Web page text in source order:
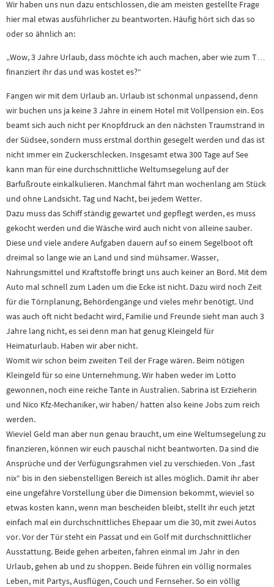
Wir haben uns nun dazu entschlossen, die am meisten gestellte Frage
hier mal etwas ausführlicher zu beantworten. Häufig hört sich das so
oder so ähnlich an:
„Wow, 3 Jahre Urlaub, dass möchte ich auch machen, aber wie zum T…
finanziert ihr das und was kostet es?“
Fangen wir mit dem Urlaub an. Urlaub ist schonmal unpassend, denn
wir buchen uns ja keine 3 Jahre in einem Hotel mit Vollpension ein. Eos
beamt sich auch nicht per Knopfdruck an den nächsten Traumstrand in
der Südsee, sondern muss erstmal dorthin gesegelt werden und das ist
nicht immer ein Zuckerschlecken. Insgesamt etwa 300 Tage auf See
kann man für eine durchschnittliche Weltumsegelung auf der
Barfußroute einkalkulieren. Manchmal fährt man wochenlang am Stück
und ohne Landsicht. Tag und Nacht, bei jedem Wetter.
Dazu muss das Schiff ständig gewartet und gepflegt werden, es muss
gekocht werden und die Wäsche wird auch nicht von alleine sauber.
Diese und viele andere Aufgaben dauern auf so einem Segelboot oft
dreimal so lange wie an Land und sind mühsamer. Wasser,
Nahrungsmittel und Kraftstoffe bringt uns auch keiner an Bord. Mit dem
Auto mal schnell zum Laden um die Ecke ist nicht. Dazu wird noch Zeit
für die Törnplanung, Behördengänge und vieles mehr benötigt. Und
was auch oft nicht bedacht wird, Familie und Freunde sieht man auch 3
Jahre lang nicht, es sei denn man hat genug Kleingeld für
Heimaturlaub. Haben wir aber nicht.
Womit wir schon beim zweiten Teil der Frage wären. Beim nötigen
Kleingeld für so eine Unternehmung. Wir haben weder im Lotto
gewonnen, noch eine reiche Tante in Australien. Sabrina ist Erzieherin
und Nico Kfz-Mechaniker, wir haben/ hatten also keine Jobs zum reich
werden.
Wieviel Geld man aber nun genau braucht, um eine Weltumsegelung zu
finanzieren, können wir euch pauschal nicht beantworten. Da sind die
Ansprüche und der Verfügungsrahmen viel zu verschieden. Von „fast
nix“ bis in den siebenstelligen Bereich ist alles möglich. Damit ihr aber
eine ungefähre Vorstellung über die Dimension bekommt, wieviel so
etwas kosten kann, wenn man bescheiden bleibt, stellt ihr euch jetzt
einfach mal ein durchschnittliches Ehepaar um die 30, mit zwei Autos
vor. Vor der Tür steht ein Passat und ein Golf mit durchschnittlicher
Ausstattung. Beide gehen arbeiten, fahren einmal im Jahr in den
Urlaub, gehen ab und zu shoppen. Beide führen ein völlig normales
Leben, mit Partys, Ausflügen, Couch und Fernseher. So ein völlig